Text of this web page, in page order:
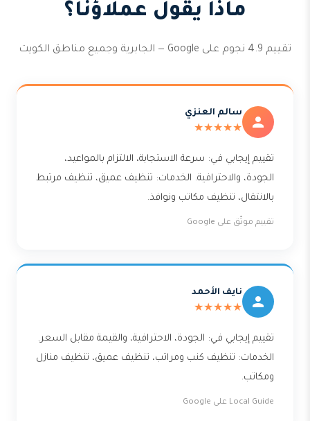
ماذا يقول عملاؤنا؟
تقييم 4.9 نجوم على Google — الجابرية وجميع مناطق الكويت
سالم العنزي
★★★★★
تقييم إيجابي في: سرعة الاستجابة، الالتزام بالمواعيد،
الجودة، والاحترافية. الخدمات: تنظيف عميق، تنظيف مرتبط
بالانتقال، تنظيف مكاتب ونوافذ.
تقييم موثّق على Google
نايف الأحمد
★★★★★
تقييم إيجابي في: الجودة، الاحترافية، والقيمة مقابل السعر.
الخدمات: تنظيف كنب ومراتب، تنظيف عميق، تنظيف منازل
ومكاتب.
Local Guide على Google